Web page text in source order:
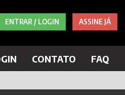
ENTRAR / LOGIN ASSINE JÁ
CONTATO FAQ